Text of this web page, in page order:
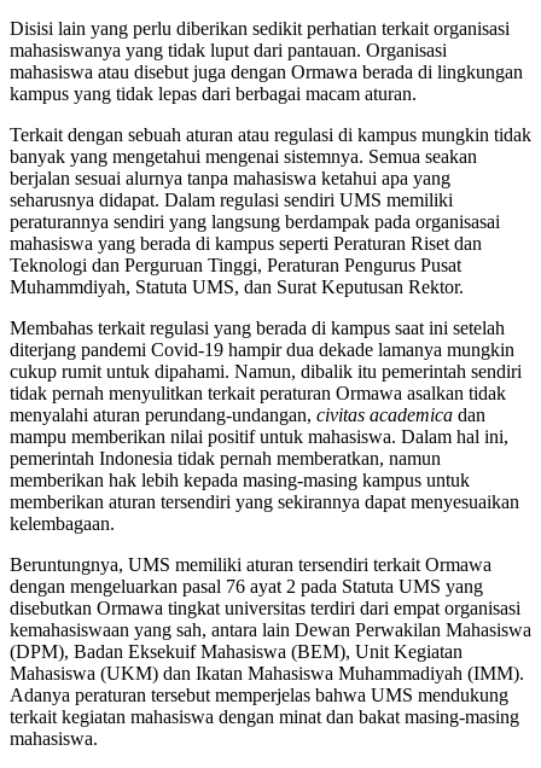
Disisi lain yang perlu diberikan sedikit perhatian terkait organisasi
mahasiswanya yang tidak luput dari pantauan. Organisasi
mahasiswa atau disebut juga dengan Ormawa berada di lingkungan
kampus yang tidak lepas dari berbagai macam aturan.
Terkait dengan sebuah aturan atau regulasi di kampus mungkin tidak
banyak yang mengetahui mengenai sistemnya. Semua seakan
berjalan sesuai alurnya tanpa mahasiswa ketahui apa yang
seharusnya didapat. Dalam regulasi sendiri UMS memiliki
peraturannya sendiri yang langsung berdampak pada organisasai
mahasiswa yang berada di kampus seperti Peraturan Riset dan
Teknologi dan Perguruan Tinggi, Peraturan Pengurus Pusat
Muhammdiyah, Statuta UMS, dan Surat Keputusan Rektor.
Membahas terkait regulasi yang berada di kampus saat ini setelah
diterjang pandemi Covid-19 hampir dua dekade lamanya mungkin
cukup rumit untuk dipahami. Namun, dibalik itu pemerintah sendiri
tidak pernah menyulitkan terkait peraturan Ormawa asalkan tidak
menyalahi aturan perundang-undangan, civitas academica dan
mampu memberikan nilai positif untuk mahasiswa. Dalam hal ini,
pemerintah Indonesia tidak pernah memberatkan, namun
memberikan hak lebih kepada masing-masing kampus untuk
memberikan aturan tersendiri yang sekirannya dapat menyesuaikan
kelembagaan.
Beruntungnya, UMS memiliki aturan tersendiri terkait Ormawa
dengan mengeluarkan pasal 76 ayat 2 pada Statuta UMS yang
disebutkan Ormawa tingkat universitas terdiri dari empat organisasi
kemahasiswaan yang sah, antara lain Dewan Perwakilan Mahasiswa
(DPM), Badan Eksekuif Mahasiswa (BEM), Unit Kegiatan
Mahasiswa (UKM) dan Ikatan Mahasiswa Muhammadiyah (IMM).
Adanya peraturan tersebut memperjelas bahwa UMS mendukung
terkait kegiatan mahasiswa dengan minat dan bakat masing-masing
mahasiswa.